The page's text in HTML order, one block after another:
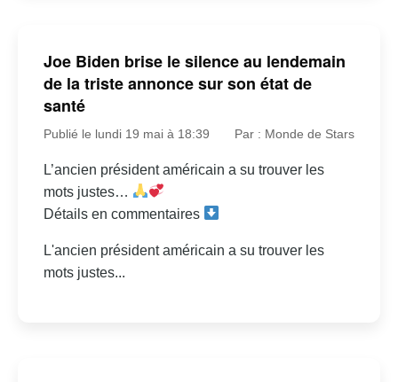
Joe Biden brise le silence au lendemain
de la triste annonce sur son état de
santé
Publié le lundi 19 mai à 18:39 Par : Monde de Stars
L’ancien président américain a su trouver les
mots justes…
Détails en commentaires
L'ancien président américain a su trouver les
mots justes...